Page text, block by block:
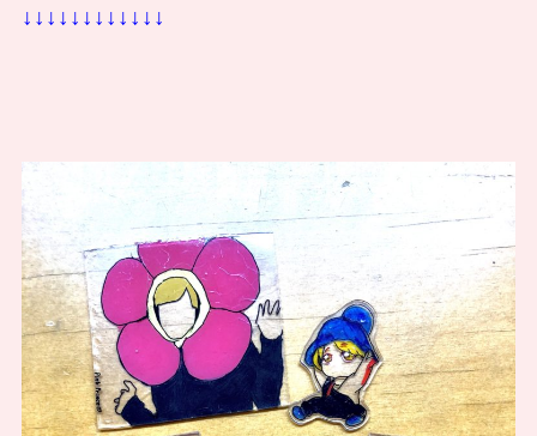
↓↓↓↓↓↓↓↓↓↓↓↓